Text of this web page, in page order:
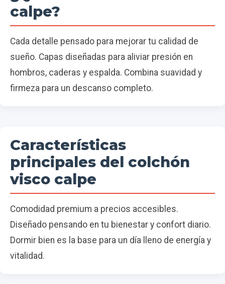
calpe?
Cada detalle pensado para mejorar tu calidad de
sueño. Capas diseñadas para aliviar presión en
hombros, caderas y espalda. Combina suavidad y
firmeza para un descanso completo.
Características
principales del colchón
visco calpe
Comodidad premium a precios accesibles.
Diseñado pensando en tu bienestar y confort diario.
Dormir bien es la base para un día lleno de energía y
vitalidad.